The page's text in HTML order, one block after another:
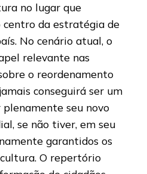
no lugar que
centro da estratégia de
No cenário atual, o
relevante nas
o reordenamento
conseguirá ser um
seu novo
se não tiver, em seu
garantidos os
O repertório